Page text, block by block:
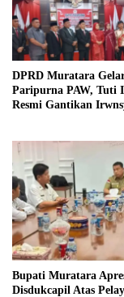
DPRD Muratara
Paripurna PAW, Tuti
Resmi Gantikan
Bupati Muratara
Disdukcapil Atas